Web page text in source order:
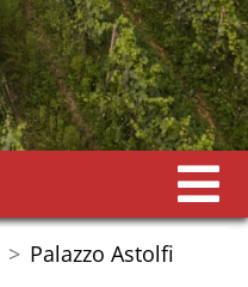
Palazzo Astolfi